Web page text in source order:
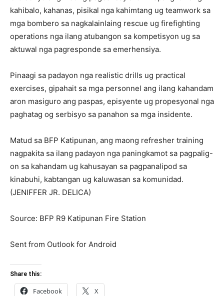
kahibalo, kahanas, pisikal nga kahimtang ug teamwork sa
mga bombero sa nagkalainlaing rescue ug firefighting
operations nga ilang atubangon sa kompetisyon ug sa
aktuwal nga pagresponde sa emerhensiya.
Pinaagi sa padayon nga realistic drills ug practical
exercises, gipahait sa mga personnel ang ilang kahandam
aron masiguro ang paspas, episyente ug propesyonal nga
paghatag og serbisyo sa panahon sa mga insidente.
Matud sa BFP Katipunan, ang maong refresher training
nagpakita sa ilang padayon nga paningkamot sa pagpalig-
on sa kahandam ug kahusayan sa pagpanalipod sa
kinabuhi, kabtangan ug kaluwasan sa komunidad.
(JENIFFER JR. DELICA)
Source: BFP R9 Katipunan Fire Station
Sent from Outlook for Android
Share this:
Facebook X